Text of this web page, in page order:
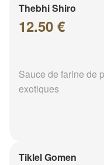
Thebhi Shiro
12.50 €
Sauce de farine de
exotiques
Tiklel Gomen